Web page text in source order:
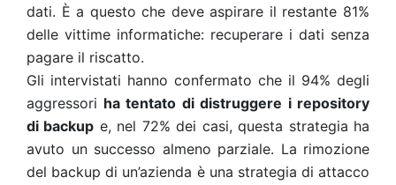
dati. È a questo che deve aspirare il restante 81%
delle vittime informatiche: recuperare i dati senza
pagare il riscatto.
Gli intervistati hanno confermato che il 94% degli
aggressori ha tentato di distruggere i repository
di backup e, nel 72% dei casi, questa strategia ha
avuto un successo almeno parziale. La rimozione
del backup di un’azienda è una strategia di attacco